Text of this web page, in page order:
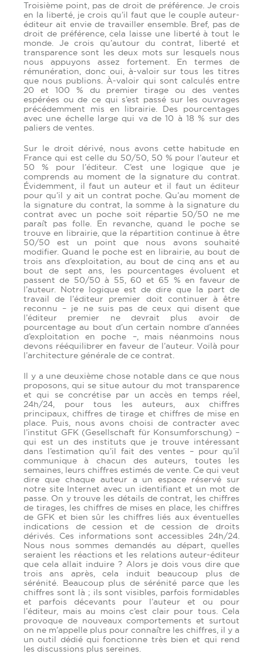
Troisième point, pas de droit de préférence. Je crois
en la liberté, je crois qu’il faut que le couple auteur-
éditeur ait envie de travailler ensemble. Bref, pas de
droit de préférence, cela laisse une liberté à tout le
monde. Je crois qu’autour du contrat, liberté et
transparence sont les deux mots sur lesquels nous
nous appuyons assez fortement. En termes de
rémunération, donc oui, à-valoir sur tous les titres
que nous publions. À-valoir qui sont calculés entre
20 et 100 % du premier tirage ou des ventes
espérées ou de ce qui s’est passé sur les ouvrages
précédemment mis en librairie. Des pourcentages
avec une échelle large qui va de 10 à 18 % sur des
paliers de ventes.
Sur le droit dérivé, nous avons cette habitude en
France qui est celle du 50/50, 50 % pour l’auteur et
50 % pour l’éditeur. C’est une logique que je
comprends au moment de la signature du contrat.
Évidemment, il faut un auteur et il faut un éditeur
pour qu’il y ait un contrat poche. Qu’au moment de
la signature du contrat, la somme à la signature du
contrat avec un poche soit répartie 50/50 ne me
paraît pas folle. En revanche, quand le poche se
trouve en librairie, que la répartition continue à être
50/50 est un point que nous avons souhaité
modifier. Quand le poche est en librairie, au bout de
trois ans d’exploitation, au bout de cinq ans et au
bout de sept ans, les pourcentages évoluent et
passent de 50/50 à 55, 60 et 65 % en faveur de
l’auteur. Notre logique est de dire que la part de
travail de l’éditeur premier doit continuer à être
reconnu – je ne suis pas de ceux qui disent que
l’éditeur premier ne devrait plus avoir de
pourcentage au bout d’un certain nombre d’années
d’exploitation en poche –, mais néanmoins nous
devons rééquilibrer en faveur de l’auteur. Voilà pour
l’architecture générale de ce contrat.
Il y a une deuxième chose notable dans ce que nous
proposons, qui se situe autour du mot transparence
et qui se concrétise par un accès en temps réel,
24h/24, pour tous les auteurs, aux chiffres
principaux, chiffres de tirage et chiffres de mise en
place. Puis, nous avons choisi de contracter avec
l’institut GFK (Gesellschaft für Konsumforschung) –
qui est un des instituts que je trouve intéressant
dans l’estimation qu’il fait des ventes – pour qu’il
communique à chacun des auteurs, toutes les
semaines, leurs chiffres estimés de vente. Ce qui veut
dire que chaque auteur a un espace réservé sur
notre site Internet avec un identifiant et un mot de
passe. On y trouve les détails de contrat, les chiffres
de tirages, les chiffres de mises en place, les chiffres
de GFK et bien sûr les chiffres liés aux éventuelles
indications de cession et de cession de droits
dérivés. Ces informations sont accessibles 24h/24.
Nous nous sommes demandés au départ, quelles
seraient les réactions et les relations auteur-éditeur
que cela allait induire ? Alors je dois vous dire que
trois ans après, cela induit beaucoup plus de
sérénité. Beaucoup plus de sérénité parce que les
chiffres sont là ; ils sont visibles, parfois formidables
et parfois décevants pour l’auteur et ou pour
l’éditeur, mais au moins c’est clair pour tous. Cela
provoque de nouveaux comportements et surtout
on ne m’appelle plus pour connaître les chiffres, il y a
un outil dédié qui fonctionne très bien et qui rend
les discussions plus sereines.